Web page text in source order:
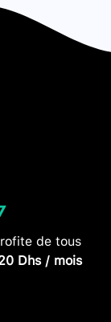
de tous
Dhs / mois